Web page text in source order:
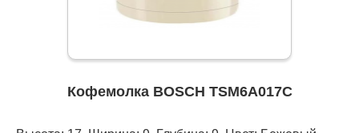
Кофемолка BOSCH TSM6A017C